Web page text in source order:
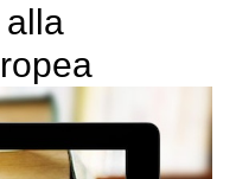
alla